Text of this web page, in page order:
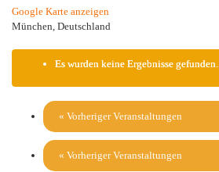
Google Karte anzeigen
München, Deutschland
Es wurden keine Ergebnisse gefunden.
« Vorheriger Veranstaltungen
« Vorheriger Veranstaltungen